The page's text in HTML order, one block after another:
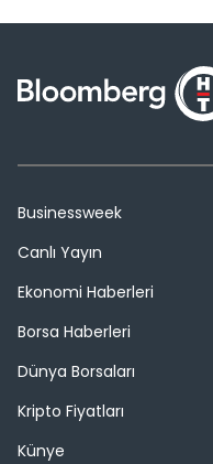
Businessweek
Canlı Yayın
Ekonomi Haberleri
Borsa Haberleri
Dünya Borsaları
Kripto Fiyatları
Künye